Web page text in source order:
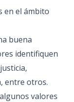
en el ámbito
buena
identifiquen
entre otros.
valores